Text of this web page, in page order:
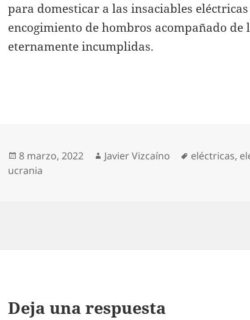
para domesticar a las insaciables
encogimiento de hombros acompañado de
eternamente incumplidas.
Publicado
el
8 marzo, 2022 Autor
Javier Vizcaíno Etiquetas
eléctricas,
ucrania
Deja una respuesta